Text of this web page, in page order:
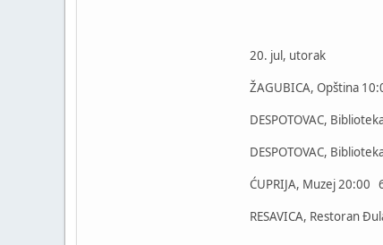
20. jul, utorak
ŽAGUBICA, Opština
DESPOTOVAC,
DESPOTOVAC,
ĆUPRIJA, Muzej 20:00
RESAVICA, Restoran